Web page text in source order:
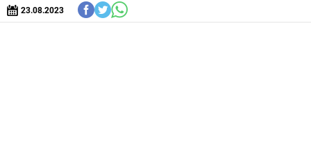
23.08.2023